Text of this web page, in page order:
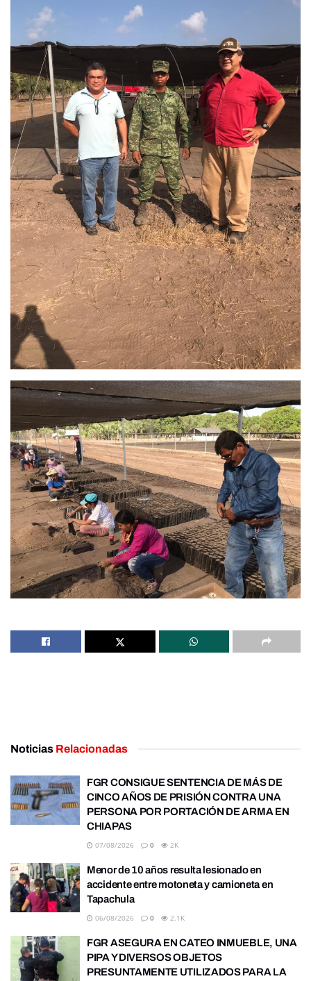
Noticias Relacionadas
FGR CONSIGUE SENTENCIA DE MÁS DE
CINCO AÑOS DE PRISIÓN CONTRA UNA
PERSONA POR PORTACIÓN DE ARMA EN
CHIAPAS
07/08/2026 0 2K
Menor de 10 años resulta lesionado en
accidente entre motoneta y camioneta en
Tapachula
06/08/2026 0 2.1K
FGR ASEGURA EN CATEO INMUEBLE, UNA
PIPA Y DIVERSOS OBJETOS
PRESUNTAMENTE UTILIZADOS PARA LA